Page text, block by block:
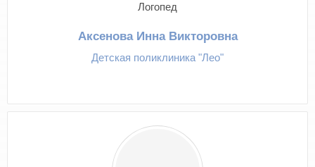
Логопед
Аксенова Инна Викторовна
Детская поликлиника "Лео"